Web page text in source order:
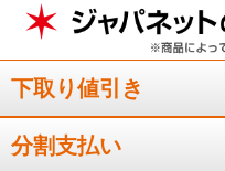
手軽に使用で
グリ－ンライトが落ちてい
立っています。また、エコ
部屋を掃除することが出来
下取り値引き
分割支払い